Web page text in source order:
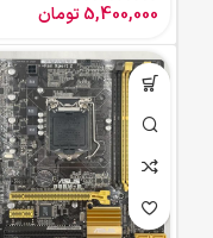
5,400,000تومان